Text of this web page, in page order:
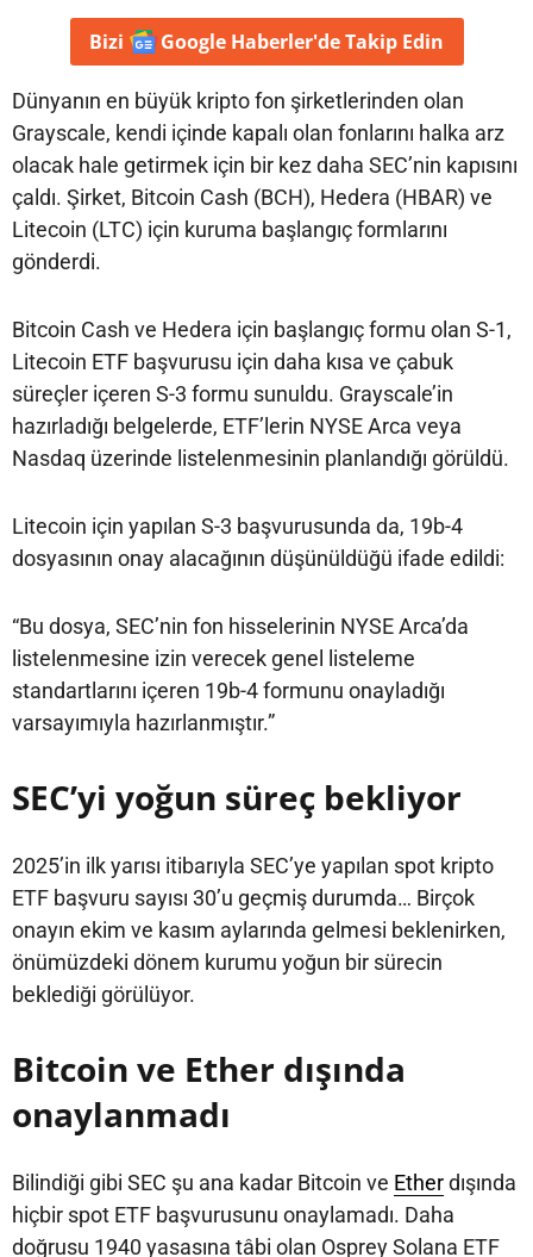
Bizi Google Haberler'deTakip Edin
Dünyanın en büyük kripto fon şirketlerinden olan
Grayscale, kendi içinde kapalı olan fonlarını halka arz
olacak hale getirmek için bir kez daha SEC’nin kapısını
çaldı. Şirket, Bitcoin Cash (BCH), Hedera (HBAR) ve
Litecoin (LTC) için kuruma başlangıç formlarını
gönderdi.
Bitcoin Cash ve Hedera için başlangıç formu olan S-1,
Litecoin ETF başvurusu için daha kısa ve çabuk
süreçler içeren S-3 formu sunuldu. Grayscale’in
hazırladığı belgelerde, ETF’lerin NYSE Arca veya
Nasdaq üzerinde listelenmesinin planlandığı görüldü.
Litecoin için yapılan S-3 başvurusunda da, 19b-4
dosyasının onay alacağının düşünüldüğü ifade edildi:
“Bu dosya, SEC’nin fon hisselerinin NYSE Arca’da
listelenmesine izin verecek genel listeleme
standartlarını içeren 19b-4 formunu onayladığı
varsayımıyla hazırlanmıştır.”
SEC’yi yoğun süreç bekliyor
2025’in ilk yarısı itibarıyla SEC’ye yapılan spot kripto
ETF başvuru sayısı 30’u geçmiş durumda… Birçok
onayın ekim ve kasım aylarında gelmesi beklenirken,
önümüzdeki dönem kurumu yoğun bir sürecin
beklediği görülüyor.
Bitcoin ve Ether dışında
onaylanmadı
Bilindiği gibi SEC şu ana kadar Bitcoin ve Etherdışında
hiçbir spot ETF başvurusunu onaylamadı. Daha
doğrusu 1940 yasasına tâbi olan Osprey Solana ETF